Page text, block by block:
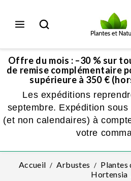
Offre du mois : –30 % sur
de remise complémentaire
supérieure à 350 €
Les expéditions
septembre. Expédition
(et non calendaires) à
votre
Accueil Arbustes
Plantes
Hortensia